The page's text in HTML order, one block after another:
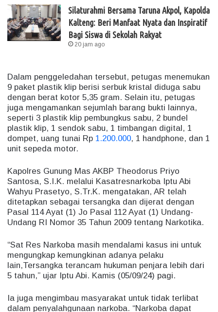
Silaturahmi Bersama Taruna Akpol, Kapolda
Kalteng: Beri Manfaat Nyata dan Inspiratif
Bagi Siswa di Sekolah Rakyat
20 jam ago
Dalam penggeledahan tersebut, petugas menemukan
9 paket plastik klip berisi serbuk kristal diduga sabu
dengan berat kotor 5,35 gram. Selain itu, petugas
juga mengamankan sejumlah barang bukti lainnya,
seperti 3 plastik klip pembungkus sabu, 2 bundel
plastik klip, 1 sendok sabu, 1 timbangan digital, 1
dompet, uang tunai Rp 1.200.000, 1 handphone, dan 1
unit sepeda motor.
Kapolres Gunung Mas AKBP Theodorus Priyo
Santosa, S.I.K. melalui Kasatresnarkoba Iptu Abi
Wahyu Prasetyo, S.Tr.K. mengatakan, AR telah
ditetapkan sebagai tersangka dan dijerat dengan
Pasal 114 Ayat (1) Jo Pasal 112 Ayat (1) Undang-
Undang RI Nomor 35 Tahun 2009 tentang Narkotika.
“Sat Res Narkoba masih mendalami kasus ini untuk
mengungkap kemungkinan adanya pelaku
lain,Tersangka terancam hukuman penjara lebih dari
5 tahun,” ujar Iptu Abi. Kamis (05/09/24) pagi.
Ia juga mengimbau masyarakat untuk tidak terlibat
dalam penyalahgunaan narkoba. “Narkoba dapat